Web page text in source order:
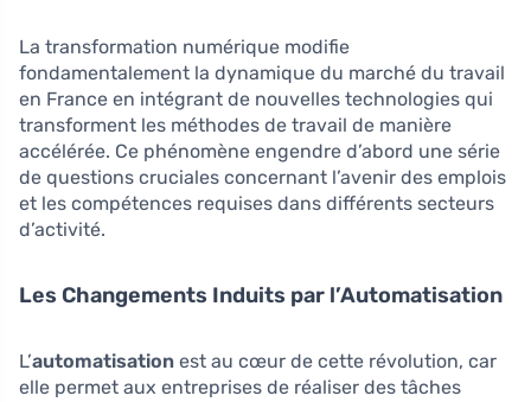
La transformation numérique modifie
fondamentalement la dynamique du marché du travail
en France en intégrant de nouvelles technologies qui
transforment les méthodes de travail de manière
accélérée. Ce phénomène engendre d’abord une série
de questions cruciales concernant l’avenir des emplois
et les compétences requises dans différents secteurs
d’activité.
Les Changements Induits par l’Automatisation
L’automatisation est au cœur de cette révolution, car
elle permet aux entreprises de réaliser des tâches